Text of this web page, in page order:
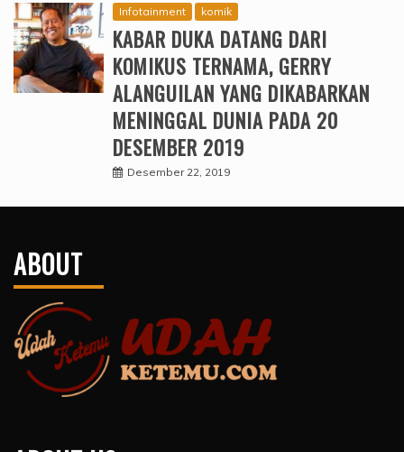
Infotainment komik
KABAR DUKA DATANG DARI
KOMIKUS TERNAMA, GERRY
ALANGUILAN YANG DIKABARKAN
MENINGGAL DUNIA PADA 20
DESEMBER 2019
Desember 22, 2019
ABOUT